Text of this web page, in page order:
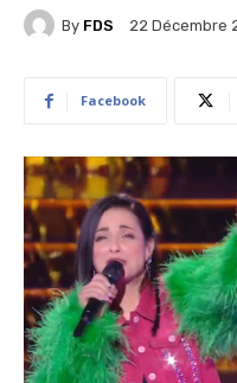
By FDS 22 Décembre
Facebook